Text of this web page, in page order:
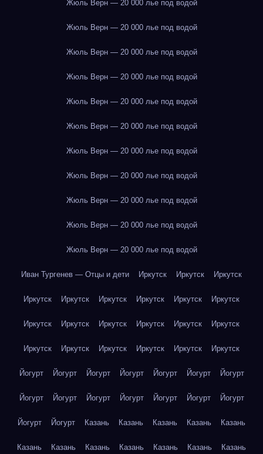
Жюль Верн — 20 000 лье под водой
Жюль Верн — 20 000 лье под водой
Жюль Верн — 20 000 лье под водой
Жюль Верн — 20 000 лье под водой
Жюль Верн — 20 000 лье под водой
Жюль Верн — 20 000 лье под водой
Жюль Верн — 20 000 лье под водой
Жюль Верн — 20 000 лье под водой
Жюль Верн — 20 000 лье под водой
Жюль Верн — 20 000 лье под водой
Жюль Верн — 20 000 лье под водой
Иван Тургенев — Отцы и дети Иркутск Иркутск Иркутск
Иркутск Иркутск Иркутск Иркутск Иркутск Иркутск
Иркутск Иркутск Иркутск Иркутск Иркутск Иркутск
Иркутск Иркутск Иркутск Иркутск Иркутск Иркутск
Йогурт Йогурт Йогурт Йогурт Йогурт Йогурт Йогурт
Йогурт Йогурт Йогурт Йогурт Йогурт Йогурт Йогурт
Йогурт Йогурт Казань Казань Казань Казань Казань
Казань Казань Казань Казань Казань Казань Казань